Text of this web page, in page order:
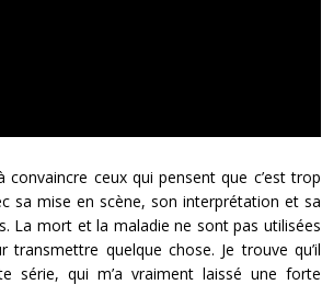
ceux qui pensent que c’est trop
sa mise en scène, son interprétation et sa
La mort et la maladie ne sont pas utilisées
quelque chose. Je trouve qu’il
série, qui m’a vraiment laissé une forte